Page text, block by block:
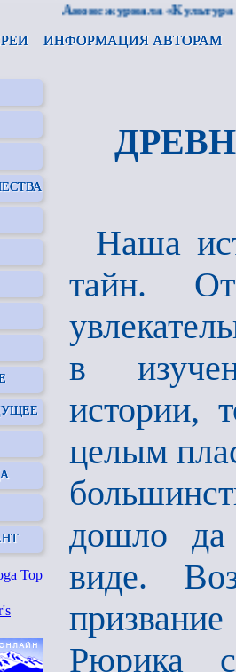
Анонс журнала «Культура и
ИНФОРМАЦИЯ АВТОРАМ
Наша
тайн.
в
истории,
целым
дошло да
виде.
Рюрика